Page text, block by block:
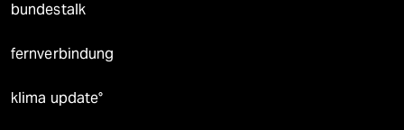
bundestalk
fernverbindung
klima update°